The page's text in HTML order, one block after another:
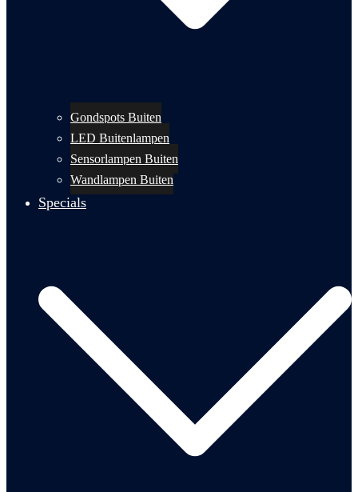
Gondspots Buiten
LED Buitenlampen
Sensorlampen Buiten
Wandlampen Buiten
Specials